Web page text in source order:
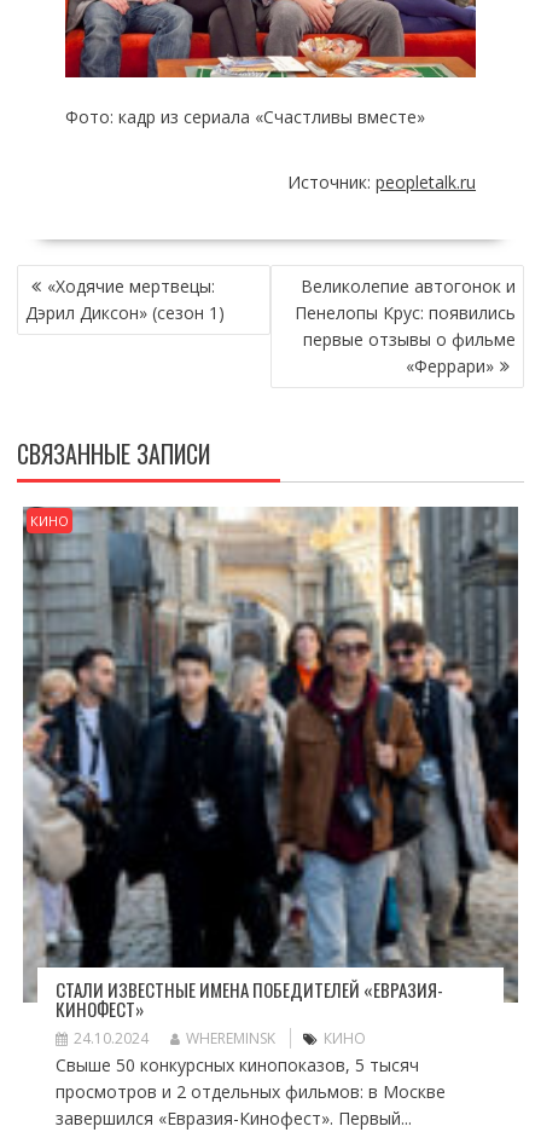
Фото: кадр из сериала «Счастливы вместе»
Источник:peopletalk.ru
НАВИГАЦИЯ
ПО
ЗАПИСЯМ
«Ходячие мертвецы:
Дэрил Диксон» (сезон 1)
Великолепие автогонок и
Пенелопы Крус: появились
первые отзывы о фильме
«Феррари»
СВЯЗАННЫЕ ЗАПИСИ
КИНО
СТАЛИ ИЗВЕСТНЫЕ ИМЕНА ПОБЕДИТЕЛЕЙ «ЕВРАЗИЯ-
КИНОФЕСТ»
24.10.2024 WHEREMINSK КИНО
Свыше 50 конкурсных кинопоказов, 5 тысяч
просмотров и 2 отдельных фильмов: в Москве
завершился «Евразия-Кинофест». Первый...